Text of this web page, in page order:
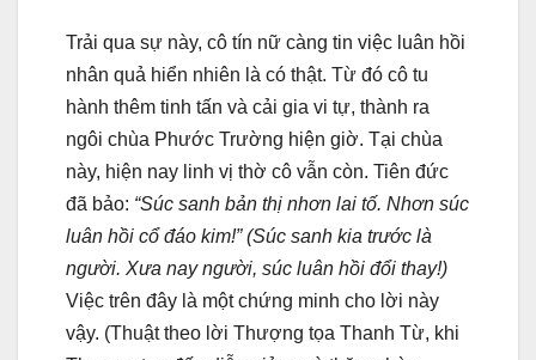
Trải qua sự này, cô tín nữ càng tin việc luân hồi
nhân quả hiển nhiên là có thật. Từ đó cô tu
hành thêm tinh tấn và cải gia vi tự, thành ra
ngôi chùa Phước Trường hiện giờ. Tại chùa
này, hiện nay linh vị thờ cô vẫn còn. Tiên đức
đã bảo: “Súc sanh bản thị nhơn lai tố. Nhơn súc
luân hồi cổ đáo kim!” (Súc sanh kia trước là
người. Xưa nay người, súc luân hồi đổi thay!)
Việc trên đây là một chứng minh cho lời này
vậy. (Thuật theo lời Thượng tọa Thanh Từ, khi